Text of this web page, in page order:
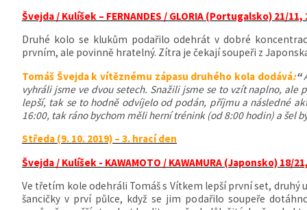
Švejda / Kulíšek – FERNANDES / GLORIA (Portugalsko) 21/
Druhé kolo se klukům podařilo odehrát v dobré
prvním, ale povinně hratelný. Zítra je čekají soupeři z
Tomáš Švejda k vítěznému zápasu druhého kola dodává:“
vyhráli jsme ve dvou setech. Snažili jsme se to vzít naplno, ale
lepší, tak se to hodně odvíjelo od podán, příjmu a následné
16:00, tak ráno bychom měli herní trénink (od 8:00 hodin) a šel
Středa (9. 10. 2019) – 3. hrací den
Švejda / Kulíšek - KAWAMOTO / KAWAMURA (Japonsko) 18/
Ve třetím kole odehráli Tomáš s Vítkem lepší první set, druhý
šancičky v prví půlce, když se jim podařilo soupeře